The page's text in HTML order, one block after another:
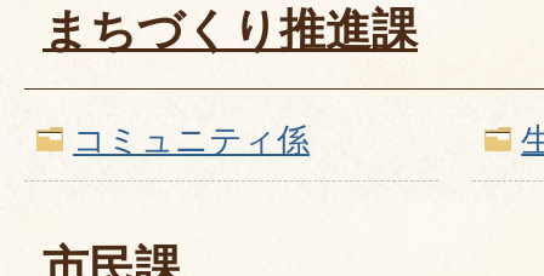
まちづくり推進課
コミュニティ係